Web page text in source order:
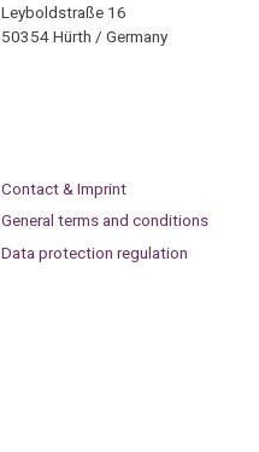
Leyboldstraße 16
50354 Hürth / Germany
Contact & Imprint
General terms and conditions
Data protection regulation